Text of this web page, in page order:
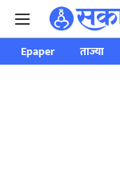
Epaper ताज्या